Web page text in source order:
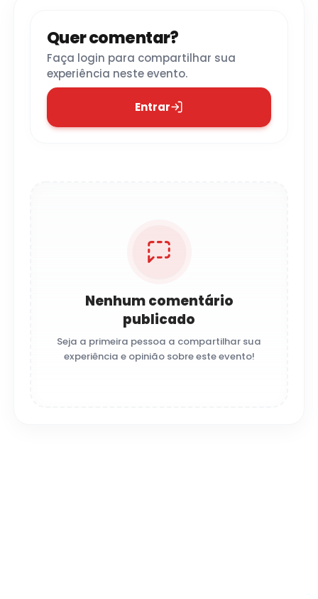
Quer comentar?
Faça login para compartilhar sua
experiência neste evento.
Entrar
Nenhum comentário
publicado
Seja a primeira pessoa a compartilhar sua
experiência e opinião sobre este evento!